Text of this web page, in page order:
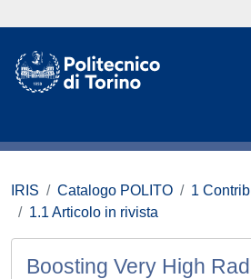
IRIS Catalogo POLITO
1
1.1 Articolo in rivista
Boosting Very High